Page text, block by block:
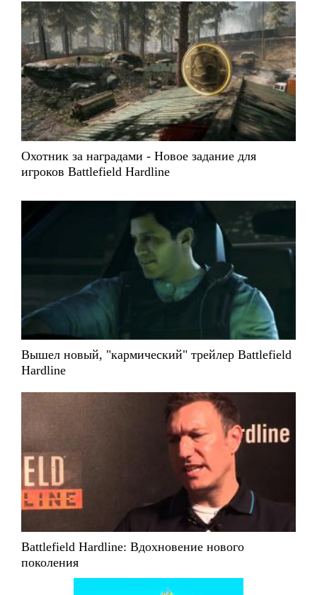
Охотник за наградами - Новое задание для
игроков Battlefield Hardline
Вышел новый, "кармический" трейлер Battlefield
Hardline
Battlefield Hardline: Вдохновение нового
поколения